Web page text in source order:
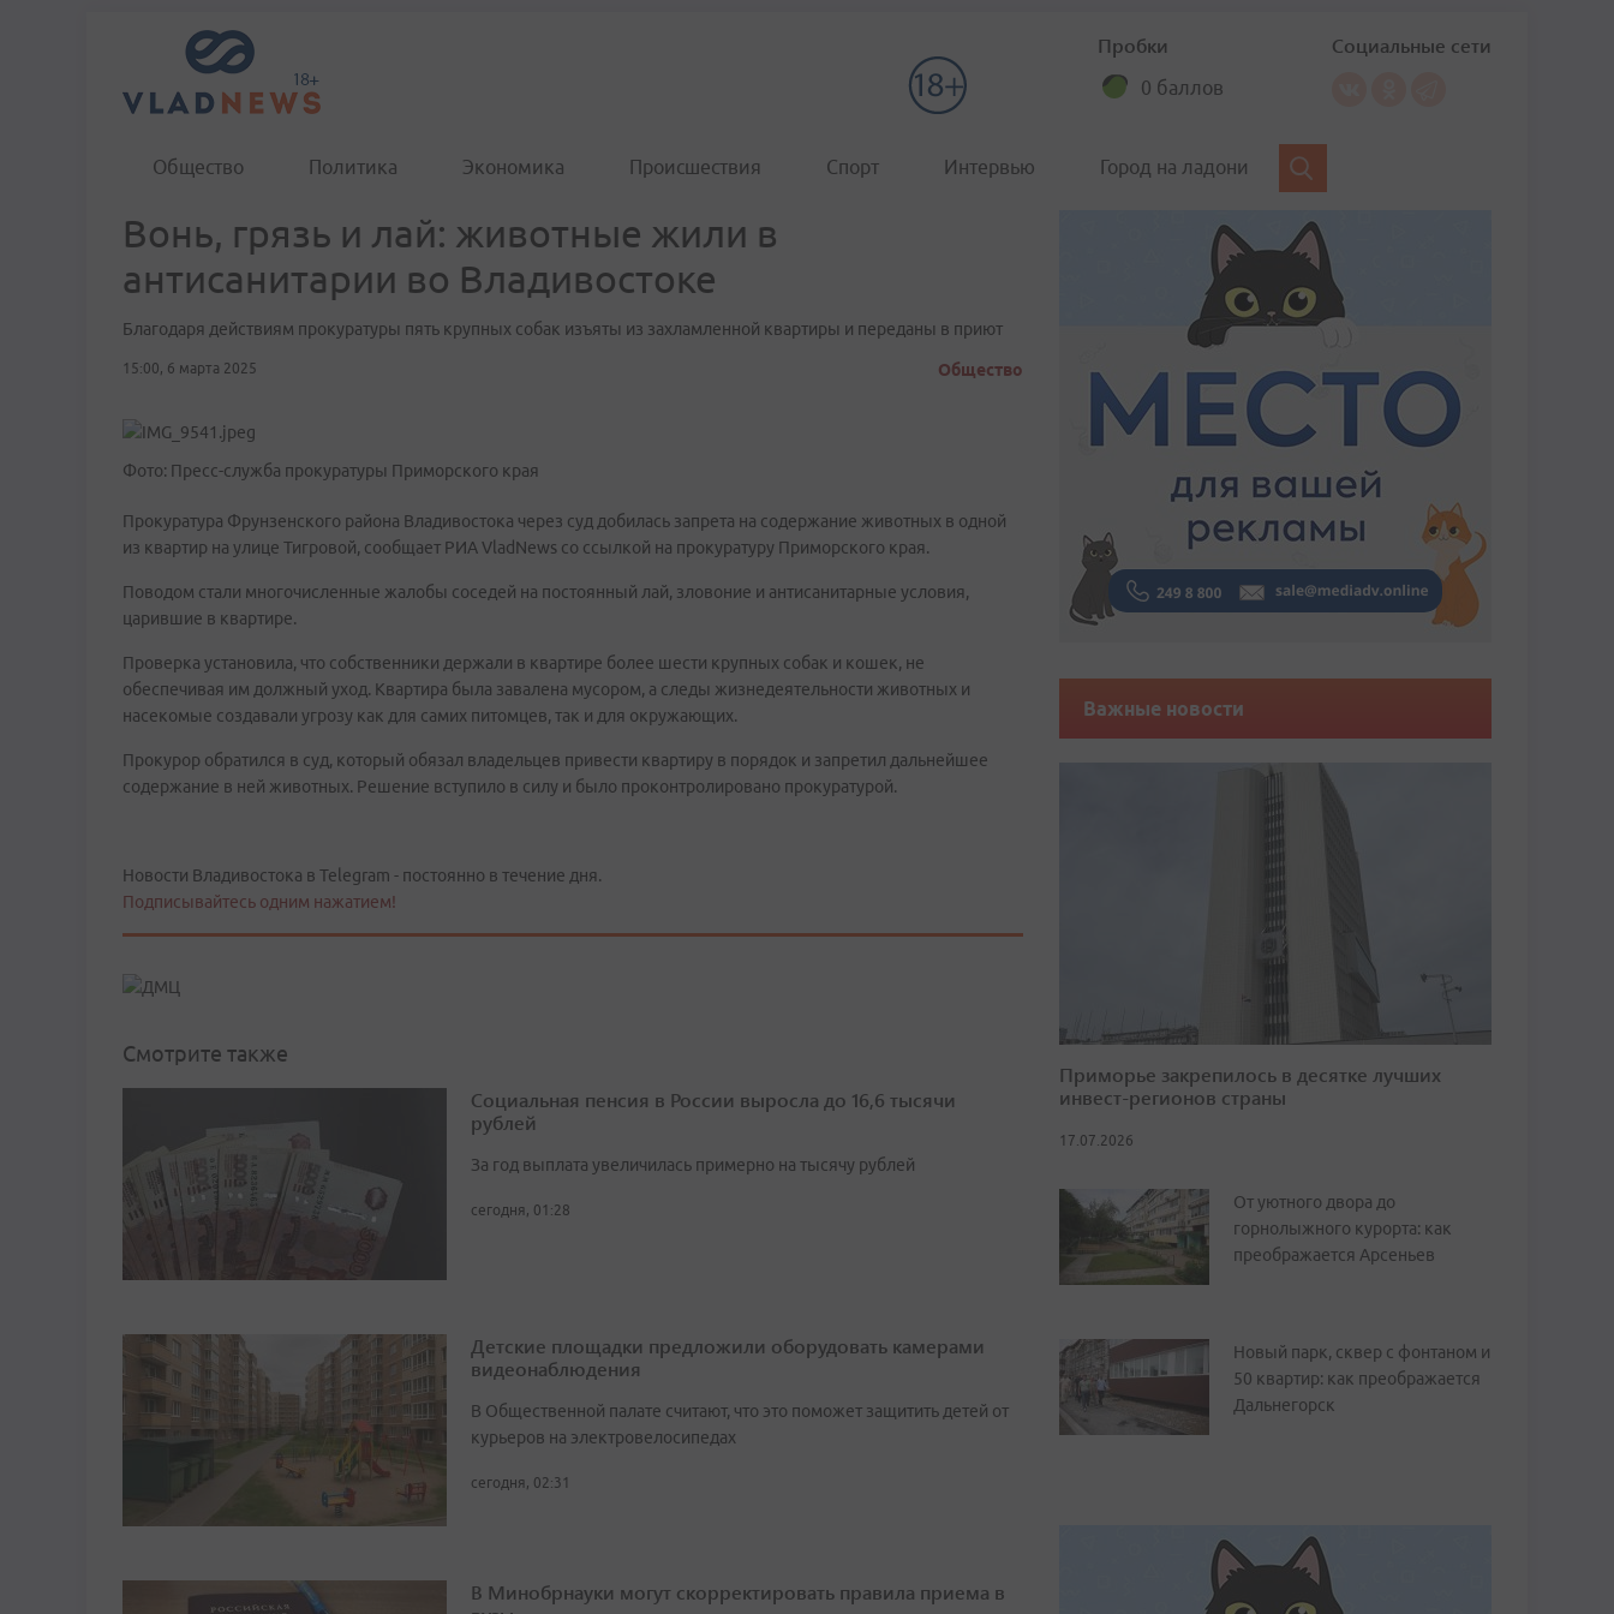
Пробки
0 баллов
Социальные сети
Общество Политика Экономика Происшествия Спорт Интервью Город на ладони
Вонь, грязь и лай: животные жили в
антисанитарии во Владивостоке
Благодаря действиям прокуратуры пять крупных собак изъяты из захламленной квартиры и переданы в приют
15:00, 6 марта 2025 Общество
Фото: Пресс-служба прокуратуры Приморского края
Прокуратура Фрунзенского района Владивостока через суд добилась запрета на содержание животных в одной
из квартир на улице Тигровой, сообщает РИА VladNews со ссылкой на прокуратуру Приморского края.
Поводом стали многочисленные жалобы соседей на постоянный лай, зловоние и антисанитарные условия,
царившие в квартире.
Проверка установила, что собственники держали в квартире более шести крупных собак и кошек, не
обеспечивая им должный уход. Квартира была завалена мусором, а следы жизнедеятельности животных и
насекомые создавали угрозу как для самих питомцев, так и для окружающих.
Прокурор обратился в суд, который обязал владельцев привести квартиру в порядок и запретил дальнейшее
содержание в ней животных. Решение вступило в силу и было проконтролировано прокуратурой.
Новости Владивостока в Telegram - постоянно в течение дня.
Подписывайтесь одним нажатием!
Смотрите также
Социальная пенсия в России выросла до 16,6 тысячи
рублей
За год выплата увеличилась примерно на тысячу рублей
сегодня, 01:28
Детские площадки предложили оборудовать камерами
видеонаблюдения
В Общественной палате считают, что это поможет защитить детей от
курьеров на электровелосипедах
сегодня, 02:31
В Минобрнауки могут скорректировать правила приема в
Важные новости
Приморье закрепилось в десятке лучших
инвест-регионов страны
17.07.2026
От уютного двора до
горнолыжного курорта: как
преображается Арсеньев
Новый парк, сквер с фонтаном и
50 квартир: как преображается
Дальнегорск